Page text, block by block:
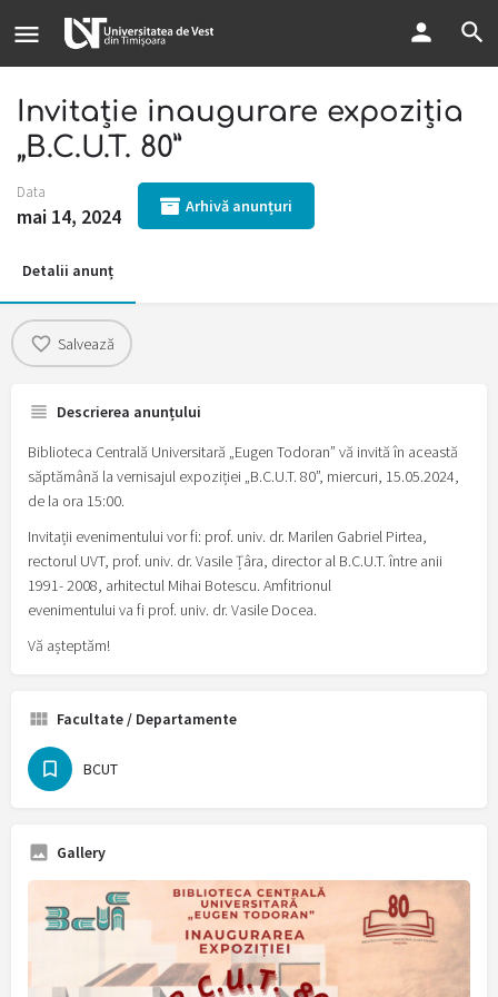
Invitație inaugurare expoziția
„B.C.U.T. 80”
Data
mai 14, 2024 Arhivă anunțuri
Detalii anunț
Salvează
Descrierea anunțului
Biblioteca Centrală Universitară „Eugen Todoran” vă invită în această
săptămână la vernisajul expoziției „B.C.U.T. 80”, miercuri, 15.05.2024,
de la ora 15:00.
Invitații evenimentului vor fi: prof. univ. dr. Marilen Gabriel Pirtea,
rectorul UVT, prof. univ. dr. Vasile Țâra, director al B.C.U.T. între anii
1991- 2008, arhitectul Mihai Botescu. Amfitrionul
evenimentului va fi prof. univ. dr. Vasile Docea.
Vă așteptăm!
Facultate / Departamente
BCUT
Gallery